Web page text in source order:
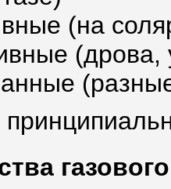
(на
(дрова,